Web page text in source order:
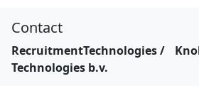
Contact
RecruitmentTechnologies /
Technologies b.v.